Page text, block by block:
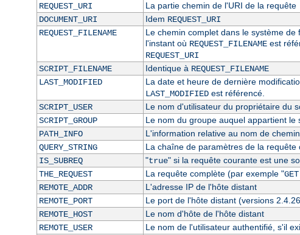
REQUEST_URI
La partie chemin de l'URI de la requête
DOCUMENT_URI
Idem REQUEST_URI
REQUEST_FILENAME
Le chemin complet dans le système
l'instant où REQUEST_FILENAMEest
REQUEST_URI
SCRIPT_FILENAME
Identique à REQUEST_FILENAME
LAST_MODIFIED
La date et heure de dernière
LAST_MODIFIEDest référencé.
SCRIPT_USER
Le nom d'utilisateur du propriétaire du
SCRIPT_GROUP
Le nom du groupe auquel appartient le
PATH_INFO
L'information relative au nom de
QUERY_STRING
La chaîne de paramètres de la requête
IS_SUBREQ
"true" si la requête courante est une
THE_REQUEST
La requête complète (par exemple "
REMOTE_ADDR
L'adresse IP de l'hôte distant
REMOTE_PORT
Le port de l'hôte distant (versions
REMOTE_HOST
Le nom d'hôte de l'hôte distant
REMOTE_USER
Le nom de l'utilisateur authentifié, s'il